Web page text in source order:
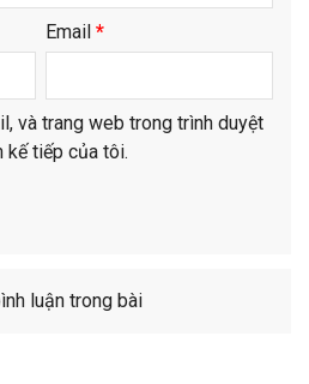
Email *
và trang web trong trình duyệt
kế tiếp của tôi.
luận trong bài